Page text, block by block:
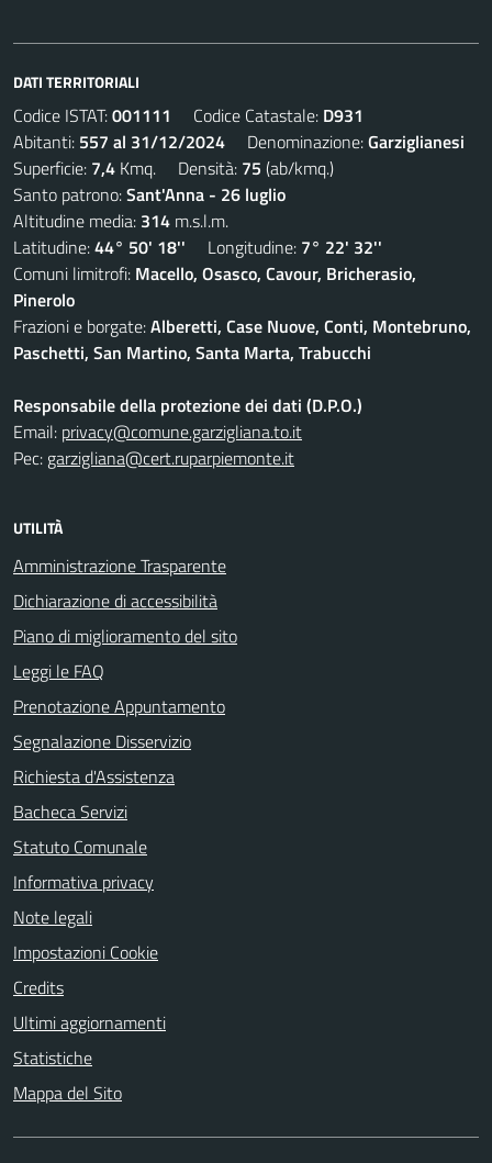
DATI TERRITORIALI
Codice ISTAT:001111 Codice Catastale: D931
Abitanti: 557 al 31/12/2024 Denominazione:Garziglianesi
Superficie: 7,4 Kmq. Densità: 75 (ab/kmq.)
Santo patrono:Sant'Anna - 26 luglio
Altitudine media: 314 m.s.l.m.
Latitudine:44° 50' 18'' Longitudine: 7° 22' 32''
Comuni limitrofi: Macello, Osasco, Cavour, Bricherasio,
Pinerolo
Frazioni e borgate:Alberetti, Case Nuove, Conti, Montebruno,
Paschetti, San Martino, Santa Marta, Trabucchi
Responsabile della protezione dei dati (D.P.O.)
Email: privacy@comune.garzigliana.to.it
Pec: garzigliana@cert.ruparpiemonte.it
UTILITÀ
Amministrazione Trasparente
Dichiarazione di accessibilità
Piano di miglioramento del sito
Leggi le FAQ
Prenotazione Appuntamento
Segnalazione Disservizio
Richiesta d'Assistenza
Bacheca Servizi
Statuto Comunale
Informativa privacy
Note legali
Impostazioni Cookie
Credits
Ultimi aggiornamenti
Statistiche
Mappa del Sito